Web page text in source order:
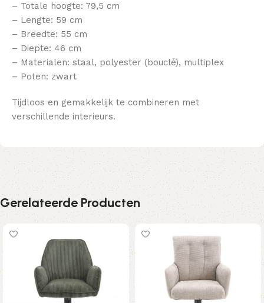
– Totale hoogte: 79,5 cm
– Lengte: 59 cm
– Breedte: 55 cm
– Diepte: 46 cm
– Materialen: staal, polyester (bouclé), multiplex
– Poten: zwart
Tijdloos en gemakkelijk te combineren met
verschillende interieurs.
Gerelateerde Producten